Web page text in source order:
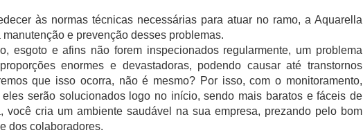
às normas técnicas necessárias para atuar no ramo, a Aquarella
e prevenção desses problemas.
esgoto e afins não forem inspecionados regularmente, um problema
enormes e devastadoras, podendo causar até transtornos
que isso ocorra, não é mesmo? Por isso, com o monitoramento,
serão solucionados logo no início, sendo mais baratos e fáceis de
você cria um ambiente saudável na sua empresa, prezando pelo bom
dos colaboradores.